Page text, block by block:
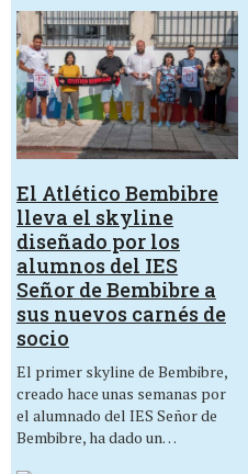
El Atlético Bembibre
lleva el skyline
diseñado por los
alumnos del IES
Señor de Bembibre a
sus nuevos carnés de
socio
El primer skyline de Bembibre,
creado hace unas semanas por
el alumnado del IES Señor de
Bembibre, ha dado un…